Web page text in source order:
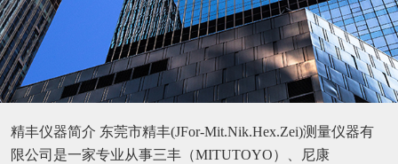
精丰仪器简介 东莞市精丰(JFor-Mit.Nik.Hex.Zei)测量仪器有
限公司是一家专业从事三丰（MITUTOYO）、尼康